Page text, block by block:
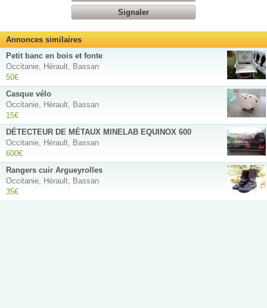
Signaler
Annonces similaires
Petit banc en bois et fonte
Occitanie, Hérault, Bassan
50€
Casque vélo
Occitanie, Hérault, Bassan
15€
DÉTECTEUR DE MÉTAUX MINELAB EQUINOX 600
Occitanie, Hérault, Bassan
600€
Rangers cuir Argueyrolles
Occitanie, Hérault, Bassan
35€